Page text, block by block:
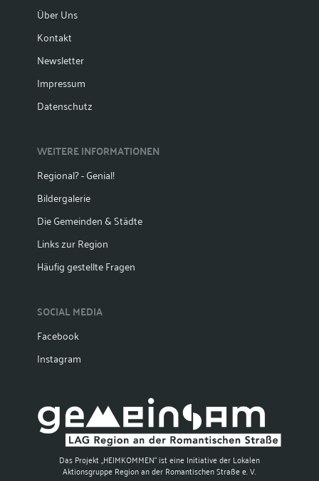
Über Uns
Kontakt
Newsletter
Impressum
Datenschutz
WEITERE INFORMATIONEN
Regional? - Genial!
Bildergalerie
Die Gemeinden & Städte
Links zur Region
Häufig gestellte Fragen
SOCIAL MEDIA
Facebook
Instagram
Das Projekt „HEIMKOMMEN“ ist eine Initiative der Lokalen
Aktionsgruppe Region an der Romantischen Straße e. V.